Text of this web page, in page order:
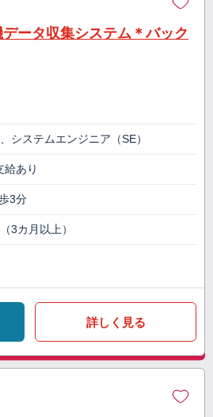
データ収集システム＊バック
システムエンジニア（SE）
給あり
3分
3カ月以上）
詳しく見る